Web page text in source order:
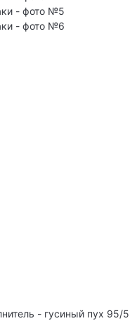
- гусиный пух 95/5